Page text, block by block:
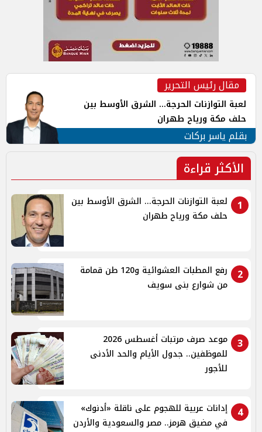
مقال رئيس التحرير
لعبة التوازنات الحرجة... الشرق الأوسط بين
حلف مكة ورياح طهران
بقلم ياسر بركات
الأكثر قراءة
1
لعبة التوازنات الحرجة... الشرق الأوسط بين
حلف مكة ورياح طهران
2
رفع المطبات العشوائية و120 طن قمامة
من شوارع بنى سويف
3
موعد صرف مرتبات أغسطس 2026
للموظفين.. جدول الأيام والحد الأدنى
للأجور
4
إدانات عربية للهجوم على ناقلة «أدنوك»
في مضيق هرمز.. مصر والسعودية والأردن